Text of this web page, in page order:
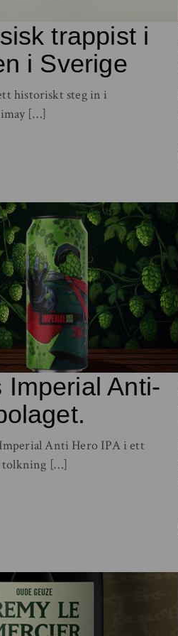
trappist i
i Sverige
historiskt steg in i
[…]
Imperial Anti-
Anti Hero IPA i ett
tolkning […]